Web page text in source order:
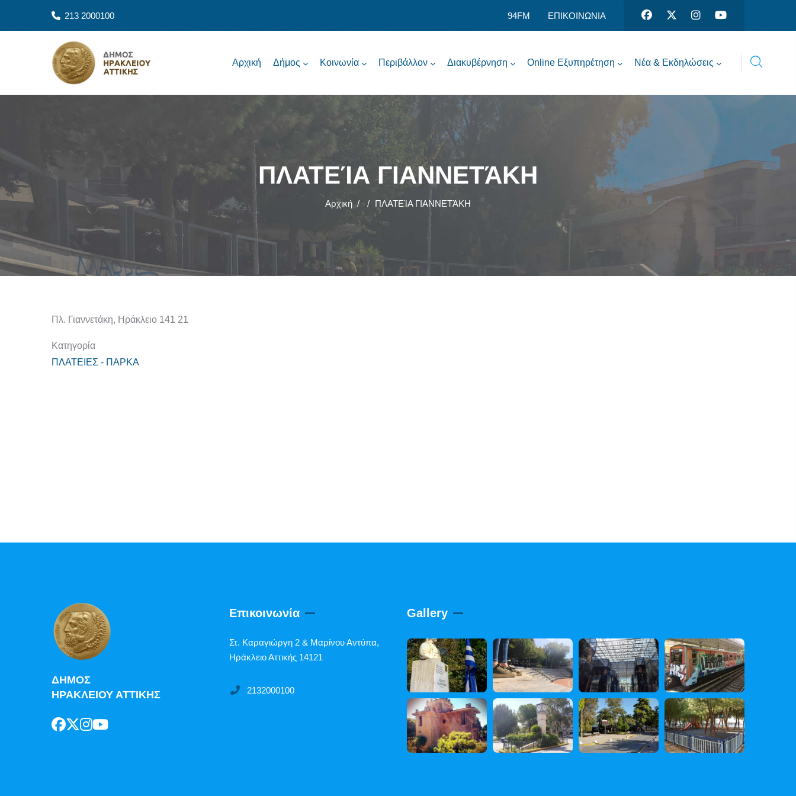
213 2000100 94FM ΕΠΙΚΟΙΝΩΝΙΑ
Αρχική Δήμος Κοινωνία Περιβάλλον Διακυβέρνηση Online Εξυπηρέτηση Νέα & Εκδηλώσεις
ΠΛΑΤΕΊΑ ΓΙΑΝΝΕΤΆΚΗ
Αρχική / / ΠΛΑΤΕΊΑ ΓΙΑΝΝΕΤΆΚΗ
Πλ. Γιαννετάκη, Ηράκλειο 141 21
Κατηγορία
ΠΛΑΤΕΙΕΣ - ΠΑΡΚΑ
ΔΗΜΟΣ
ΗΡΑΚΛΕΙΟΥ ΑΤΤΙΚΗΣ
Επικοινωνία
Στ. Καραγιώργη 2 & Μαρίνου Αντύπα,
Ηράκλειο Αττικής 14121
2132000100
Gallery